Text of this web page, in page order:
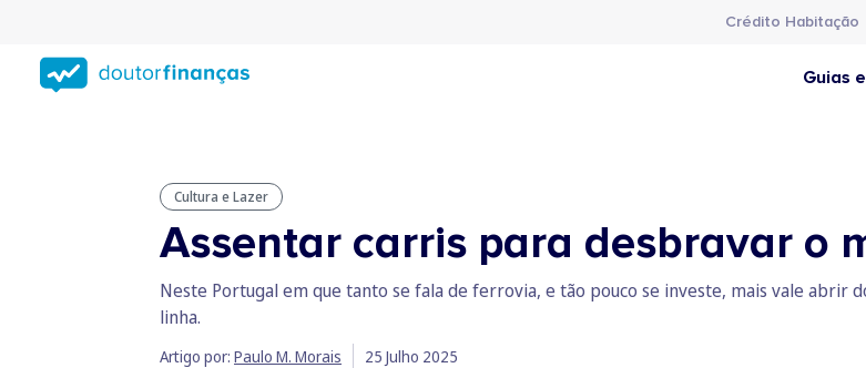
conteúdo
principal
Crédito Habitação
Guias
Cultura e Lazer
Assentar carris para desbravar o
Neste Portugal em que tanto se fala de ferrovia, e tão pouco se investe, mais vale
linha.
Artigo por: Paulo M. Morais 25 Julho 2025